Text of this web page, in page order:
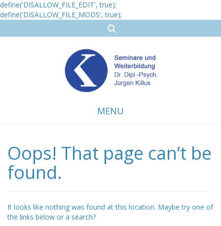
define('DISALLOW_FILE_EDIT', true);
define('DISALLOW_FILE_MODS', true);
MENU
to
content
Oops! That page can’t be
found.
It looks like nothing was found at this location. Maybe try one of
the links below or a search?